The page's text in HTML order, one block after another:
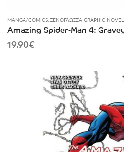
MANGA/COMICS, ΞΕΝΌΓΛΩΣΣΑ GRAPHIC
Amazing Spider-Man 4:
19.90€